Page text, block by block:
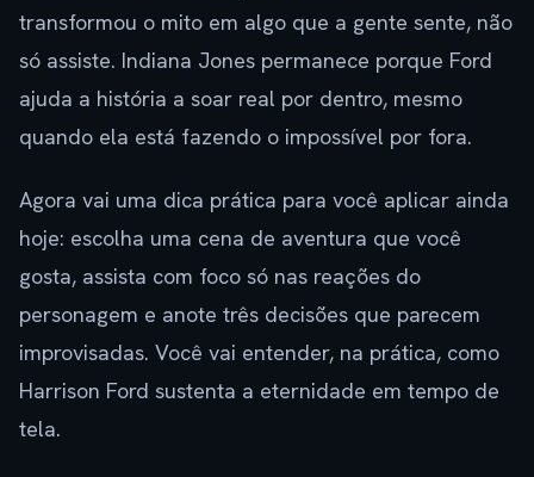
transformou o mito em algo que a gente sente, não
só assiste. Indiana Jones permanece porque Ford
ajuda a história a soar real por dentro, mesmo
quando ela está fazendo o impossível por fora.
Agora vai uma dica prática para você aplicar ainda
hoje: escolha uma cena de aventura que você
gosta, assista com foco só nas reações do
personagem e anote três decisões que parecem
improvisadas. Você vai entender, na prática, como
Harrison Ford sustenta a eternidade em tempo de
tela.